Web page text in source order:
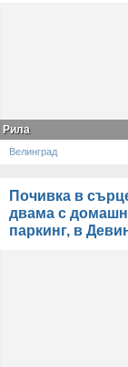
Рила
Велинград
Почивка в
двама с
паркинг, в